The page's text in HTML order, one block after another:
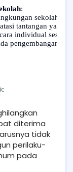
:
sekolah
tantangan yang
individual sesuai
pengembangan
diterima
tidak
perilaku-
pada